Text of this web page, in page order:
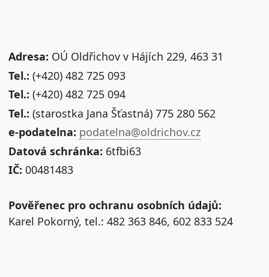
Adresa: OÚ Oldřichov v Hájích 229, 463 31
Tel.: (+420) 482 725 093
Tel.: (+420) 482 725 094
Tel.: (starostka Jana Šťastná) 775 280 562
e-podatelna: podatelna@oldrichov.cz
Datová schránka: 6tfbi63
IČ: 00481483
Pověřenec pro ochranu osobních údajů:
Karel Pokorný, tel.: 482 363 846, 602 833 524